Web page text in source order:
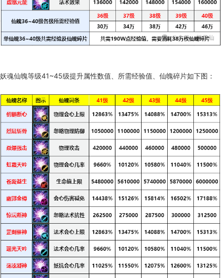
妖魂仙魄等级41~45级提升属性数值、所需经验值、仙魄碎片如下图：